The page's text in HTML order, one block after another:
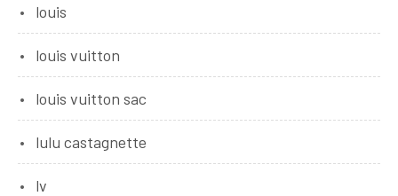
louis
louis vuitton
louis vuitton sac
lulu castagnette
lv